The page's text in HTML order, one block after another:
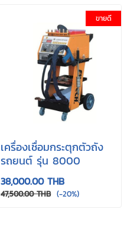
ขายดี
เครื่องเชื่อมกระตุกตัวถัง
รถยนต์ รุ่น 8000
38,000.00 THB
47,500.00 THB (-20%)